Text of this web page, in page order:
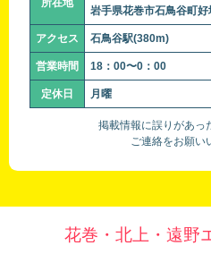
所在地
岩手県花巻市石鳥谷町
アクセス 石鳥谷駅(380m)
営業時間 18：00〜0：00
定休日 月曜
掲載情報に誤りがあっ
ご連絡をお願い
花巻・北上・遠野